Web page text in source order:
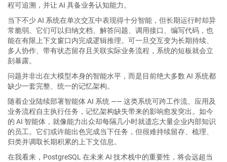
程可追溯，并让 AI 具备业务认知能力。
当下不少 AI 系统在单次交互中表现得十分智能，但长期运行时却异
常脆弱。它们可以归纳文档、解答问题、调用接口、编写代码，也
能在有限上下文窗口内完成逻辑推理。可一旦交互变为长期持续、
多人协作、带有状态留存且关联实际业务流程，系统的短板就会立
刻暴露。
问题并非出在大模型本身的智能水平，而是目前绝大多数 AI 系统都
缺少一套完整、统一的记忆架构。
随着企业陆续部署智能体 AI 系统 —— 这类系统可跨工作流、应用及
业务流程自主执行任务，记忆架构缺失带来的影响愈发突出。如今
的 AI 智能体，就像能力出众却每隔几小时就遗忘大量企业内部知识
的员工。它们或许能出色完成当下任务，但很难持续留存、梳理、
归类并调取长期积累的上下文信息。
在我看来，PostgreSQL 在未来 AI 技术栈中的重要性，将会远超当